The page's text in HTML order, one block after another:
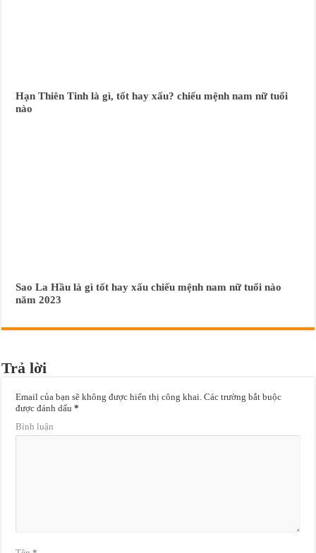
Hạn Thiên Tinh là gì, tốt hay xấu? chiếu mệnh nam nữ tuổi
nào
Sao La Hầu là gì tốt hay xấu chiếu mệnh nam nữ tuổi nào
năm 2023
Trả lời
Email của bạn sẽ không được hiển thị công khai. Các trường bắt buộc
được đánh dấu*
Bình luận